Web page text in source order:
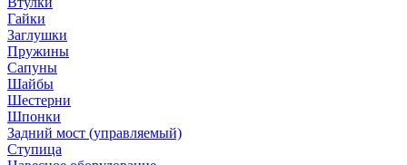
Гайки
Заглушки
Пружины
Сапуны
Шайбы
Шестерни
Шпонки
Задний мост (управляемый)
Ступица